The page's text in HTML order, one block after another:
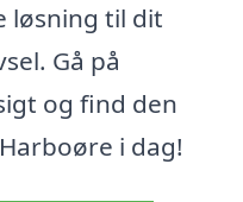
løsning til dit
Gå på
og find den
i dag!